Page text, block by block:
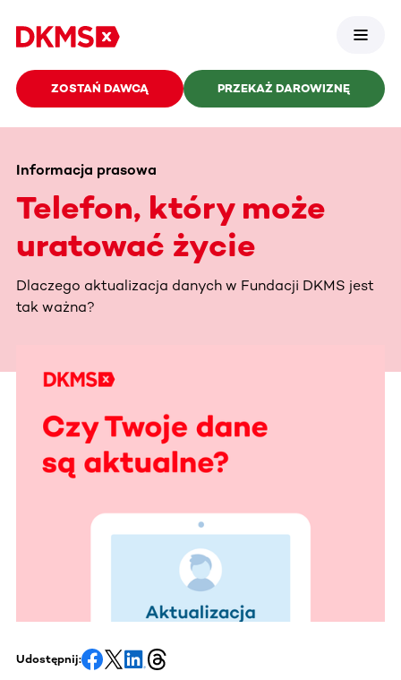
ZOSTAŃ DAWCĄ PRZEKAŻ DAROWIZNĘ
Informacja prasowa
Telefon, który może
uratować życie
Dlaczego aktualizacja danych w Fundacji DKMS jest
tak ważna?
Udostępnij: